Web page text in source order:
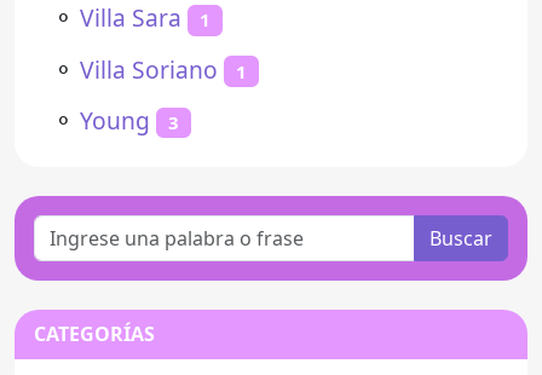
⚬ Villa Sara 1
⚬ Villa Soriano 1
⚬ Young 3
Buscar
CATEGORÍAS